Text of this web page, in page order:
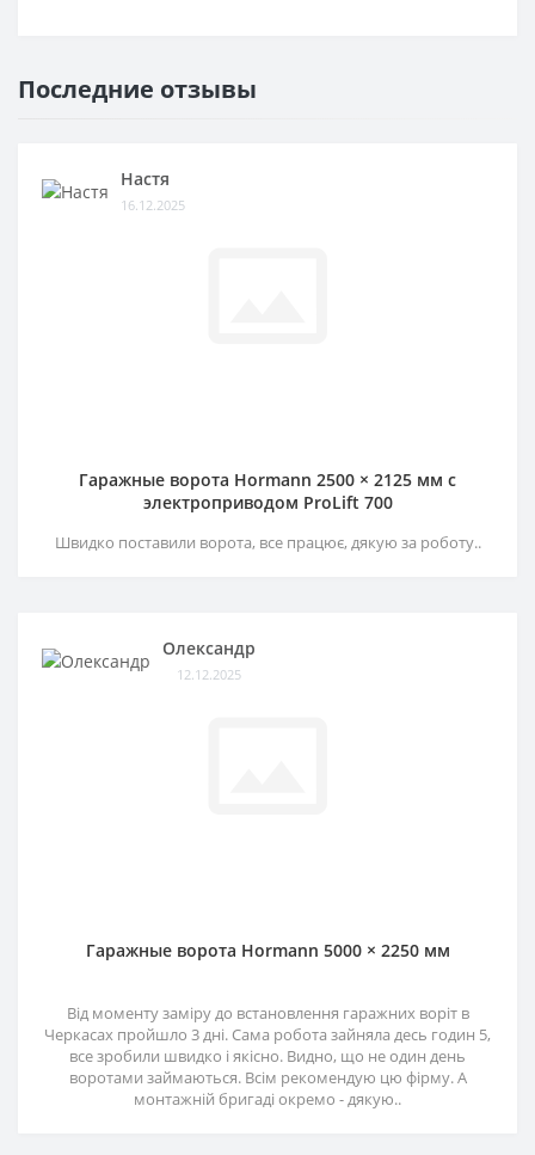
Последние отзывы
Настя
16.12.2025
Гаражные ворота Hormann 2500 × 2125 мм c
электроприводом ProLift 700
Швидко поставили ворота, все працює, дякую за роботу..
Олександр
12.12.2025
Гаражные ворота Hormann 5000 × 2250 мм
Від моменту заміру до встановлення гаражних воріт в
Черкасах пройшло 3 дні. Сама робота зайняла десь годин 5,
все зробили швидко і якісно. Видно, що не один день
воротами займаються. Всім рекомендую цю фірму. А
монтажній бригаді окремо - дякую..